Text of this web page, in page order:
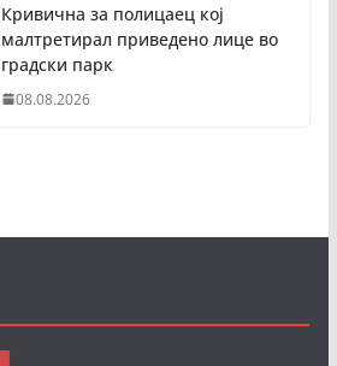
Кривична за полицаец кој
малтретирал приведено лице во
градски парк
08.08.2026